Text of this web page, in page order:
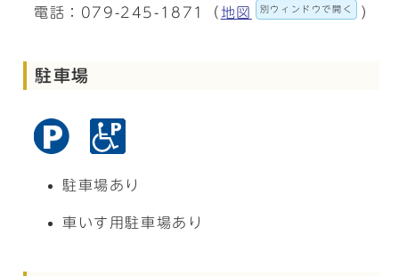
電話：079-245-1871（ 地図 別ウィンドウで開く ）
駐車場
駐車場あり
車いす用駐車場あり